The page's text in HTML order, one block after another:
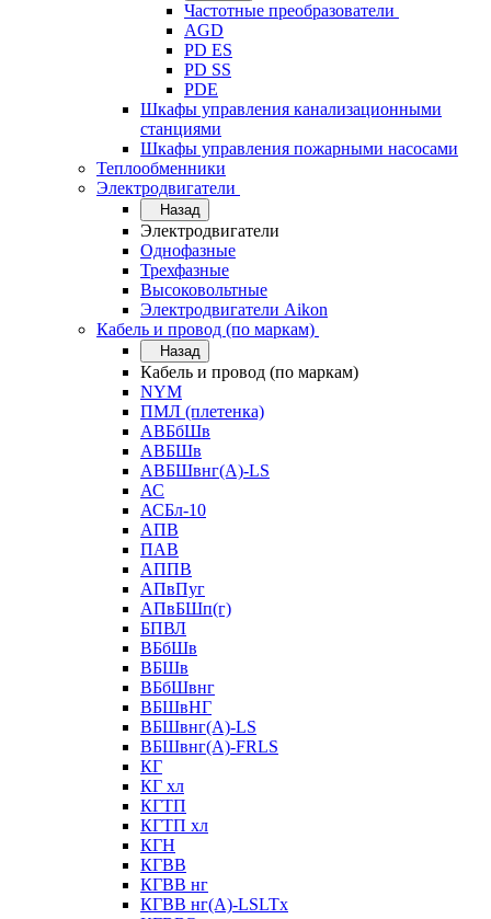
Частотные преобразователи
AGD
PD ES
PD SS
PDE
Шкафы управления канализационными
станциями
Шкафы управления пожарными насосами
Теплообменники
Электродвигатели
Назад
Электродвигатели
Однофазные
Трехфазные
Высоковольтные
Электродвигатели Aikon
Кабель и провод (по маркам)
Назад
Кабель и провод (по маркам)
NYM
ПМЛ (плетенка)
АВБбШв
АВБШв
АВБШвнг(А)-LS
АС
АСБл-10
АПВ
ПАВ
АППВ
АПвПуг
АПвБШп(г)
БПВЛ
ВБбШв
ВБШв
ВБбШвнг
ВБШвНГ
ВБШвнг(А)-LS
ВБШвнг(А)-FRLS
КГ
КГ хл
КГТП
КГТП хл
КГН
КГВВ
КГВВ нг
КГВВ нг(А)-LSLTx